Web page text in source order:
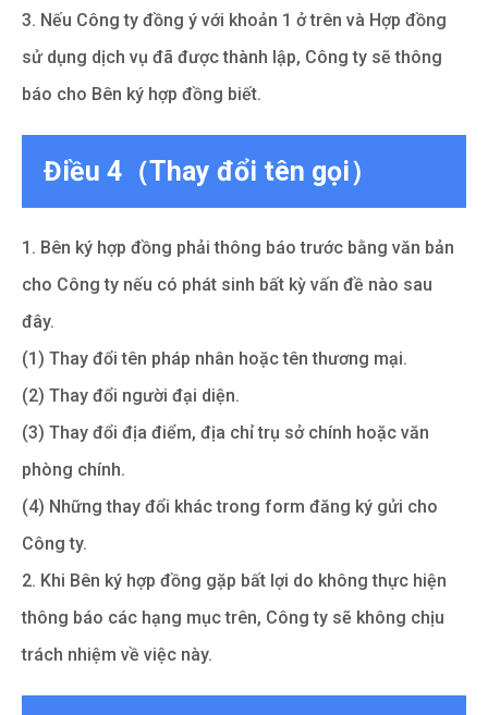
3. Nếu Công ty đồng ý với khoản 1 ở trên và Hợp đồng
sử dụng dịch vụ đã được thành lập, Công ty sẽ thông
báo cho Bên ký hợp đồng biết.
Điều 4（Thay đổi tên gọi）
1. Bên ký hợp đồng phải thông báo trước bằng văn bản
cho Công ty nếu có phát sinh bất kỳ vấn đề nào sau
đây.
(1) Thay đổi tên pháp nhân hoặc tên thương mại.
(2) Thay đổi người đại diện.
(3) Thay đổi địa điểm, địa chỉ trụ sở chính hoặc văn
phòng chính.
(4) Những thay đổi khác trong form đăng ký gửi cho
Công ty.
2. Khi Bên ký hợp đồng gặp bất lợi do không thực hiện
thông báo các hạng mục trên, Công ty sẽ không chịu
trách nhiệm về việc này.